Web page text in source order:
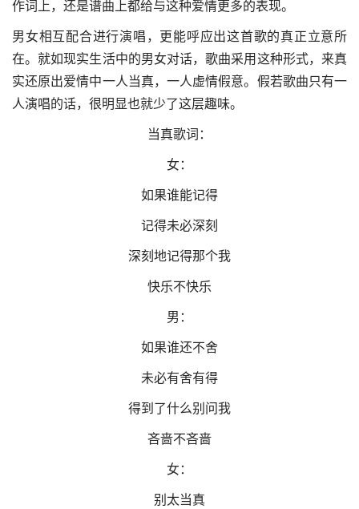
作词上，还是谱曲上都给与这种爱情更多的表现。
男女相互配合进行演唱，更能呼应出这首歌的真正立意所
在。就如现实生活中的男女对话，歌曲采用这种形式，来真
实还原出爱情中一人当真，一人虚情假意。假若歌曲只有一
人演唱的话，很明显也就少了这层趣味。
当真歌词：
女：
如果谁能记得
记得未必深刻
深刻地记得那个我
快乐不快乐
男：
如果谁还不舍
未必有舍有得
得到了什么别问我
吝啬不吝啬
女：
别太当真